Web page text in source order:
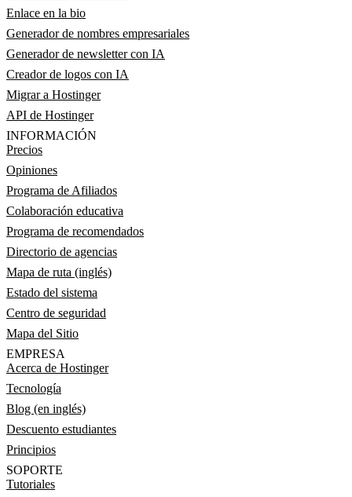
Enlace en la bio
Generador de nombres empresariales
Generador de newsletter con IA
Creador de logos con IA
Migrar a Hostinger
API de Hostinger
INFORMACIÓN
Precios
Opiniones
Programa de Afiliados
Colaboración educativa
Programa de recomendados
Directorio de agencias
Mapa de ruta (inglés)
Estado del sistema
Centro de seguridad
Mapa del Sitio
EMPRESA
Acerca de Hostinger
Tecnología
Blog (en inglés)
Descuento estudiantes
Principios
SOPORTE
Tutoriales